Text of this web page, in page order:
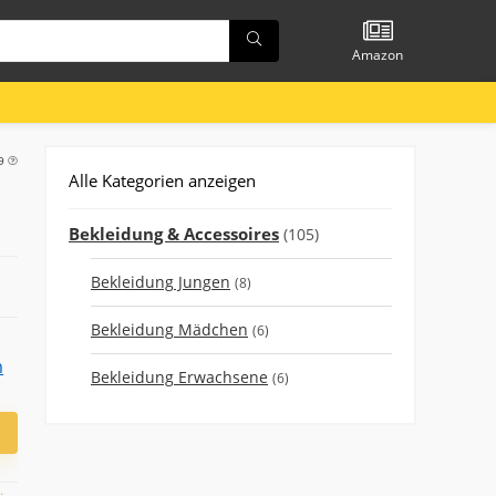
Amazon
Alle Kategorien anzeigen
Bekleidung & Accessoires (105)
Bekleidung Jungen (8)
Bekleidung Mädchen (6)
Bekleidung Erwachsene (6)